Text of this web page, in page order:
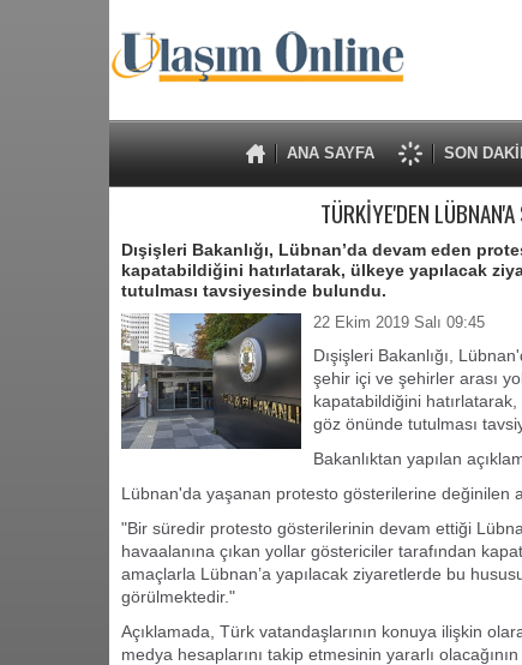
ANA SAYFA SON
TÜRKİYE'DEN
Dışişleri Bakanlığı, Lübnan’da devam eden
kapatabildiğini hatırlatarak, ülkeye yapılacak
tutulması tavsiyesinde bulundu.
22 Ekim 2019 Salı 09:45
Dışişleri Bakanlığı,
şehir içi ve şehirler arası
kapatabildiğini
göz önünde tutulması
Bakanlıktan yapılan
Lübnan'da yaşanan protesto gösterilerine değinilen
"Bir süredir protesto gösterilerinin devam ettiği
havaalanına çıkan yollar göstericiler tarafından
amaçlarla Lübnan’a yapılacak ziyaretlerde bu
görülmektedir."
Açıklamada, Türk vatandaşlarının konuya ilişkin
medya hesaplarını takip etmesinin yararlı olacağının